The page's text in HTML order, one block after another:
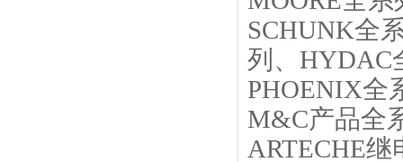
SCHUNK全
列、HYDAC
PHOENIX全
M&C产品全
ARTECHE